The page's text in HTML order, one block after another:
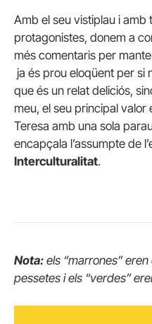
Amb el seu vistiplau i amb
protagonistes, donem a
més comentaris per
ja és prou eloqüent per si
que és un relat deliciós,
meu, el seu principal valor
Teresa amb una sola
encapçala l’assumpte de
Interculturalitat.
Nota: els “marrones”
pessetes i els “verdes”